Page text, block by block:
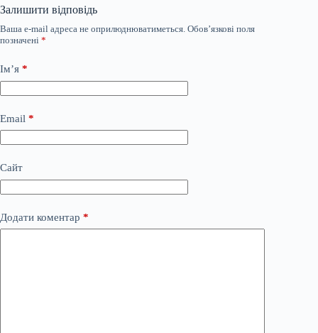
Залишити відповідь
Ваша e-mail адреса не оприлюднюватиметься. Обов’язкові поля
позначені *
Ім’я *
Email *
Сайт
Додати коментар *